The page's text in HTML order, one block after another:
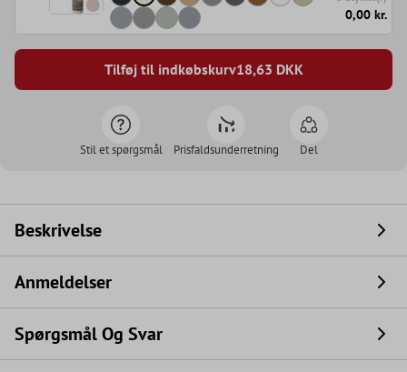
0,00 kr.
Tilføj til indkøbskurv18,63 DKK
Stil et spørgsmål Prisfaldsunderretning Del
Beskrivelse
Anmeldelser
Spørgsmål Og Svar